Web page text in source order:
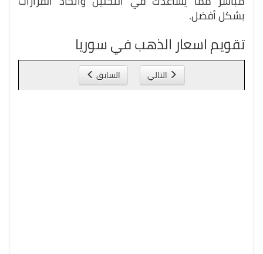
بشكل أفضل.
تقويم اسعار الذهب في سوريا
التالي السابق